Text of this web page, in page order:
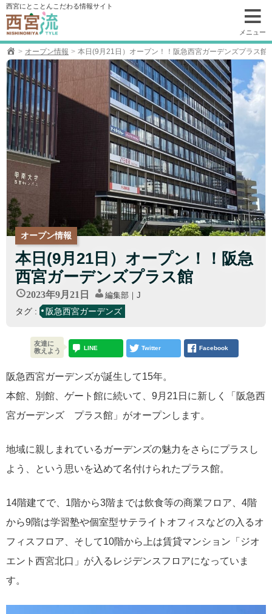
コ
ン
テ
ン
ツ
へ
移
動
西宮にとことんこだわる情報サイト
メニュー
オープン情報 本日(9月21日）オープン！！阪急西宮ガーデンズプラス館
オープン情報
本日(9月21日）オープン！！阪急
西宮ガーデンズプラス館
2023年9月21日 編集部｜J
タグ : 阪急西宮ガーデンズ
阪急西宮ガーデンズが誕生して15年。
本館、別館、ゲート館に続いて、9月21日に新しく「阪急西
宮ガーデンズ プラス館」がオープンします。
地域に親しまれているガーデンズの魅力をさらにプラスし
よう、という思いを込めて名付けられたプラス館。
14階建てで、1階から3階までは飲食等の商業フロア、4階
から9階は学習塾や個室型サテライトオフィスなどの入るオ
フィスフロア、そして10階から上は賃貸マンション「ジオ
エント西宮北口」が入るレジデンスフロアになっていま
す。
友達に
教えよう
LINE Twitter Facebook